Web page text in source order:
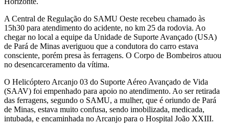
A Central de Regulação do SAMU Oeste recebeu chamado às
15h30 para atendimento do acidente, no km 25 da rodovia. Ao
chegar no local a equipe da Unidade de Suporte Avançado (USA)
de Pará de Minas averiguou que a condutora do carro estava
consciente, porém presa às ferragens. O Corpo de Bombeiros atuou
no desencarceramento da vítima.
O Helicóptero Arcanjo 03 do Suporte Aéreo Avançado de Vida
(SAAV) foi empenhado para apoio no atendimento. Ao ser retirada
das ferragens, segundo o SAMU, a mulher, que é oriundo de Pará
de Minas, estava muito confusa, sendo imobilizada, medicada,
intubada, e encaminhada no Arcanjo para o Hospital João XXIII.